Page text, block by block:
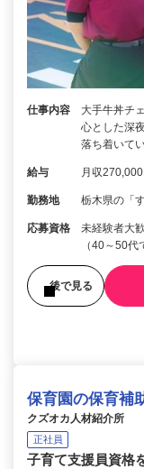
仕事内容
大手牛丼チ
心とした深
落ち着いて
給与 月収270,000
勤務地 栃木県の「
応募資格
未経験者大
（40～50
後で見る
保育園の保育補
クズオカ人材紹介所
正社員
子育て支援員資格